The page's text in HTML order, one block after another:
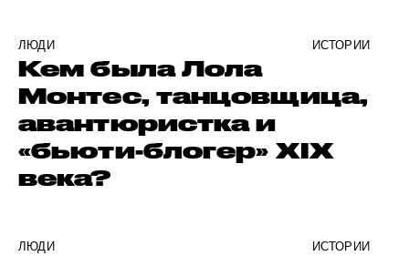
ЛЮДИ ИСТОРИИ
Кем была Лола
Монтес, танцовщица,
авантюристка и
«бьюти-блогер» XIX
века?
ЛЮДИ ИСТОРИИ